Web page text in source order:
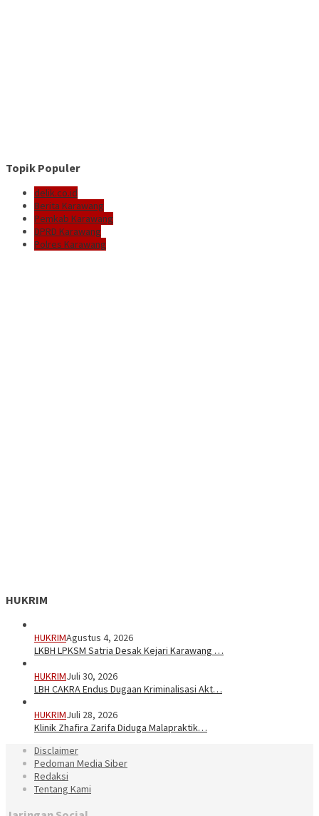
Topik Populer
delik.co.id
Berita Karawang
Pemkab Karawang
DPRD Karawang
Polres Karawang
HUKRIM
HUKRIMAgustus 4, 2026
LKBH LPKSM Satria Desak Kejari Karawang …
HUKRIMJuli 30, 2026
LBH CAKRA Endus Dugaan Kriminalisasi Akt…
HUKRIMJuli 28, 2026
Klinik Zhafira Zarifa Diduga Malapraktik…
Disclaimer
Pedoman Media Siber
Redaksi
Tentang Kami